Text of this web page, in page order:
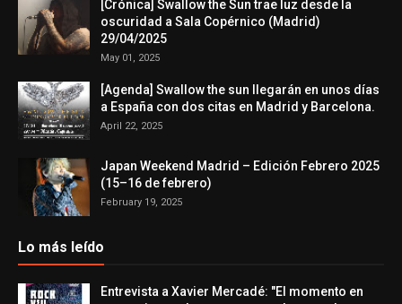
[Crónica] Swallow the Sun trae luz desde la
oscuridad a Sala Copérnico (Madrid)
29/04/2025
May 01, 2025
[Agenda] Swallow the sun llegarán en unos días
a España con dos citas en Madrid y Barcelona.
April 22, 2025
Japan Weekend Madrid – Edición Febrero 2025
(15–16 de febrero)
February 19, 2025
Lo más leído
Entrevista a Xavier Mercadé: "El momento en